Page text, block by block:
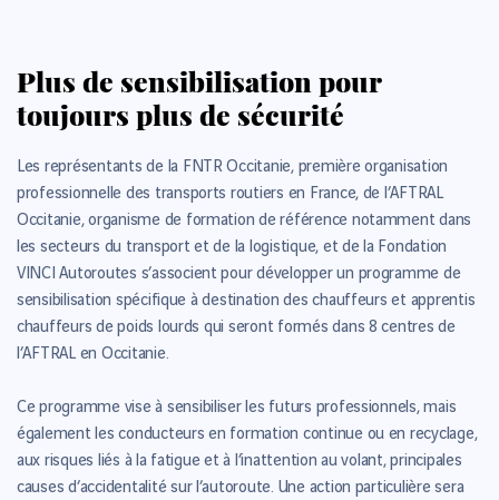
Plus de sensibilisation pour
toujours plus de sécurité
Les représentants de la FNTR Occitanie, première organisation
professionnelle des transports routiers en France, de l’AFTRAL
Occitanie, organisme de formation de référence notamment dans
les secteurs du transport et de la logistique, et de la Fondation
VINCI Autoroutes s’associent pour développer un programme de
sensibilisation spécifique à destination des chauffeurs et apprentis
chauffeurs de poids lourds qui seront formés dans 8 centres de
l’AFTRAL en Occitanie.
Ce programme vise à sensibiliser les futurs professionnels, mais
également les conducteurs en formation continue ou en recyclage,
aux risques liés à la fatigue et à l’inattention au volant, principales
causes d’accidentalité sur l’autoroute. Une action particulière sera